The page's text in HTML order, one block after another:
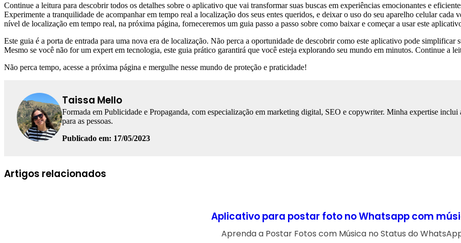
Continue a leitura para descobrir todos os detalhes sobre o aplicativo que vai transformar suas buscas em experiências emocionantes e
Experimente a tranquilidade de acompanhar em tempo real a localização dos seus entes queridos, e deixar o uso do seu aparelho celular cada
nível de localização em tempo real, na próxima página, forneceremos um guia passo a passo sobre como baixar e começar a usar este
Este guia é a porta de entrada para uma nova era de localização. Não perca a oportunidade de descobrir como este aplicativo pode simplificar
Mesmo se você não for um expert em tecnologia, este guia prático garantirá que você esteja explorando seu mundo em minutos. Continue a
Não perca tempo, acesse a próxima página e mergulhe nesse mundo de proteção e praticidade!
Taissa Mello
Formada em Publicidade e Propaganda, com especialização em marketing digital, SEO e copywriter. Minha expertise inclui
para as pessoas.
Publicado em: 17/05/2023
Artigos relacionados
Aplicativo para postar foto no Whatsapp com
Aprenda a Postar Fotos com Música no Status do